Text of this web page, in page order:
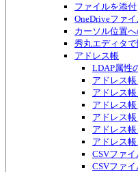
ファイルを添付
OneDriveファ
カーソル位置
秀丸エディタで
アドレス帳
LDAP属性
アドレス
アドレス
アドレス
アドレス
アドレス
アドレス
CSVファ
CSVファ